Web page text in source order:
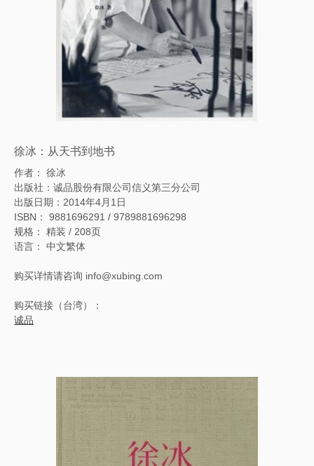
徐冰：从天书到地书
作者： 徐冰
出版社：诚品股份有限公司信义第三分公司
出版日期：2014年4月1日
ISBN： 9881696291 / 9789881696298
规格： 精装 / 208页
语言： 中文繁体
购买详情请咨询 info@xubing.com
购买链接（台湾）：
诚品